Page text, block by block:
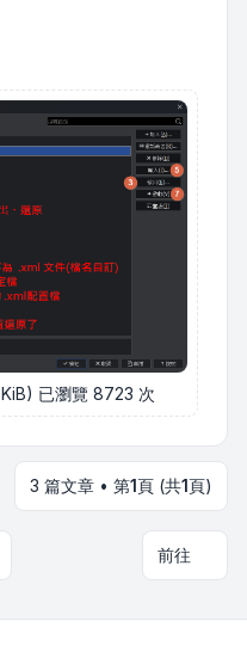
已瀏覽 8723 次
3 篇文章 • 第1頁 (共1頁)
前往